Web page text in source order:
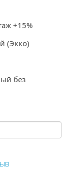
+15%
(Экко)
без